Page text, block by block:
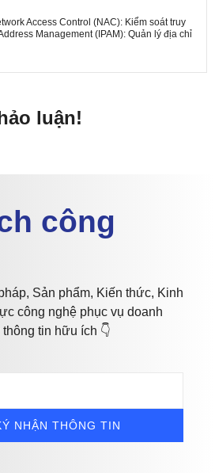
Access Control (NAC): Kiểm soát truy
Management (IPAM): Quản lý địa chỉ
luận!
công
Sản phẩm, Kiến thức, Kinh
công nghệ phục vụ doanh
tin hữu ích 👇